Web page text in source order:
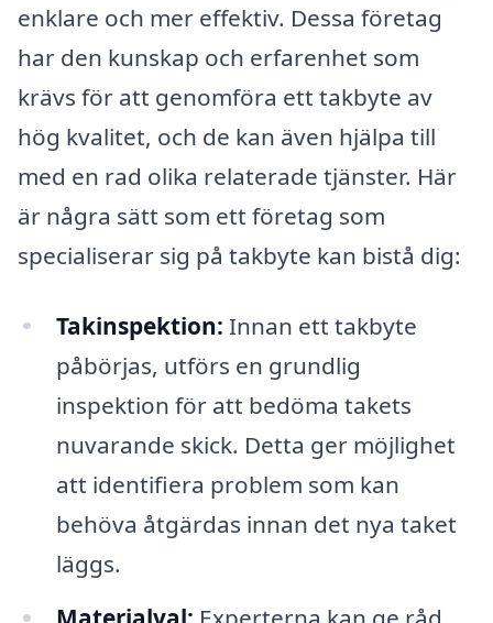
enklare och mer effektiv. Dessa företag
har den kunskap och erfarenhet som
krävs för att genomföra ett takbyte av
hög kvalitet, och de kan även hjälpa till
med en rad olika relaterade tjänster. Här
är några sätt som ett företag som
specialiserar sig på takbyte kan bistå dig:
Takinspektion: Innan ett takbyte
påbörjas, utförs en grundlig
inspektion för att bedöma takets
nuvarande skick. Detta ger möjlighet
att identifiera problem som kan
behöva åtgärdas innan det nya taket
läggs.